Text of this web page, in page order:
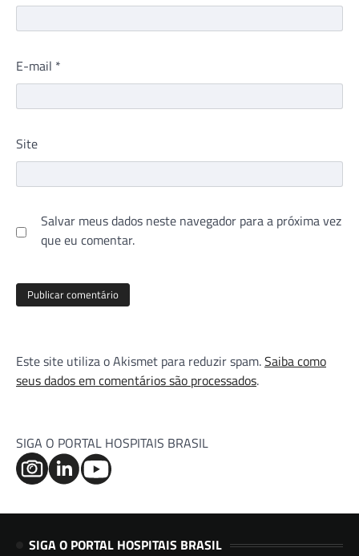
E-mail *
Site
Salvar meus dados neste navegador para a próxima vez
que eu comentar.
Este site utiliza o Akismet para reduzir spam.Saiba como
seus dados em comentários são processados.
SIGA O PORTAL HOSPITAIS BRASIL
SIGA O PORTAL HOSPITAIS BRASIL